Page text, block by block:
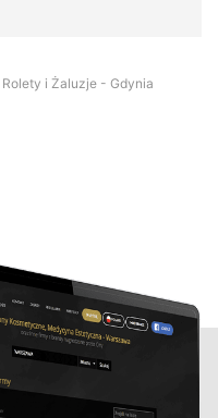
i Żaluzje - Gdynia